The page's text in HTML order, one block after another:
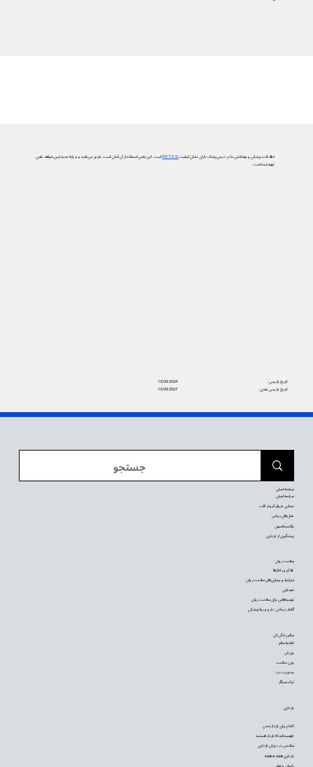
اطلاعات پزشکی و بهداشتی ما در دیجی‌پزشک دارای نشان کیفیتPIF TICKاست. این یعنی استفاده از آن آسان است، به‌روز می‌باشد و بر پایه جدیدترین شواهد علمی
تهیه شده است.
13/09/2024
تاریخ بازبینی:
13/09/2027
تاریخ بازبینی بعدی:
بارداری
اقدام برای باردار شدن
فهمیده‌اید که باردار هستید
سلامتی در دوران بارداری
بارداری هفته به هفته
سالم زندگی کن
تغذیه سالم
ورزش
وزن مناسب
مدیریت درد
ترک سیگار
سلامت روان
علائم و رفتارها
شرایط و بیماری‌های سلامت روان
خودیاری
توصیه‌‌هایی برای سلامت روان
گفتار درمانی، دارو و روانپزشکی
صفحه اصلی
صفحه اصلی
بیماری عروق کرونر قلب
عمل‌های زیبایی
واکسیناسیون
پیشگیری از بارداری